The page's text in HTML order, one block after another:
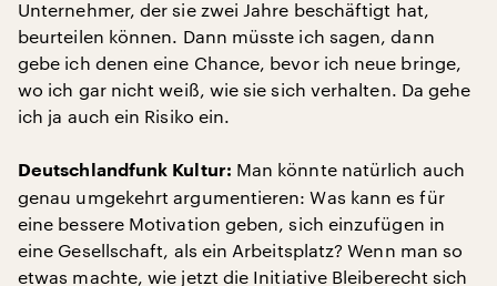
Unternehmer, der sie zwei Jahre beschäftigt hat,
beurteilen können. Dann müsste ich sagen, dann
gebe ich denen eine Chance, bevor ich neue bringe,
wo ich gar nicht weiß, wie sie sich verhalten. Da gehe
ich ja auch ein Risiko ein.
Deutschlandfunk Kultur: Man könnte natürlich auch
genau umgekehrt argumentieren: Was kann es für
eine bessere Motivation geben, sich einzufügen in
eine Gesellschaft, als ein Arbeitsplatz? Wenn man so
etwas machte, wie jetzt die Initiative Bleiberecht sich